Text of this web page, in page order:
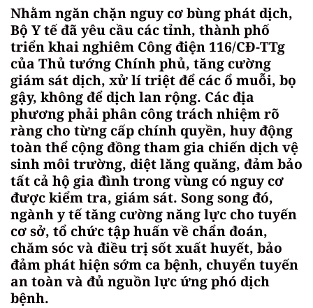
Nhằm ngăn chặn nguy cơ bùng phát dịch,
Bộ Y tế đã yêu cầu các tỉnh, thành phố
triển khai nghiêm Công điện 116/CĐ-TTg
của Thủ tướng Chính phủ, tăng cường
giám sát dịch, xử lí triệt để các ổ muỗi, bọ
gậy, không để dịch lan rộng. Các địa
phương phải phân công trách nhiệm rõ
ràng cho từng cấp chính quyền, huy động
toàn thể cộng đồng tham gia chiến dịch vệ
sinh môi trường, diệt lăng quăng, đảm bảo
tất cả hộ gia đình trong vùng có nguy cơ
được kiểm tra, giám sát. Song song đó,
ngành y tế tăng cường năng lực cho tuyến
cơ sở, tổ chức tập huấn về chẩn đoán,
chăm sóc và điều trị sốt xuất huyết, bảo
đảm phát hiện sớm ca bệnh, chuyển tuyến
an toàn và đủ nguồn lực ứng phó dịch
bệnh.